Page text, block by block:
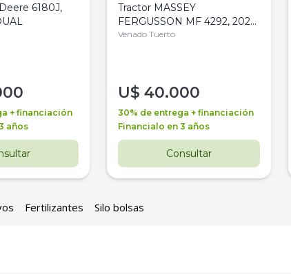
6180J,
+ financiación
años
Tractor MASSEY
FERGUSSON MF 4292, 2020,
4WD, PATON
Venado Tuerto
U$ 40.000
30% de entrega + financiación
Financialo en 3 años
Consultar
Fertilizantes Silo bolsas